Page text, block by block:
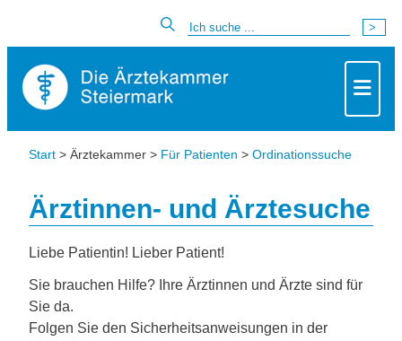
Start > Ärztekammer > Für Patienten > Ordinationssuche
Ärztinnen- und Ärztesuche
Liebe Patientin! Lieber Patient!
Sie brauchen Hilfe? Ihre Ärztinnen und Ärzte sind für
Sie da.
Folgen Sie den Sicherheitsanweisungen in der